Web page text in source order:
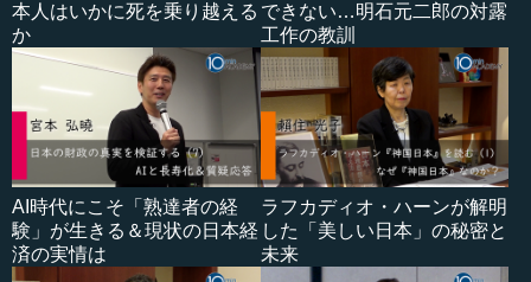
本人はいかに死を乗り越える
か
できない…明石元二郎の対露
工作の教訓
AI時代にこそ「熟達者の経
験」が生きる＆現状の日本経
済の実情は
ラフカディオ・ハーンが解明
した「美しい日本」の秘密と
未来